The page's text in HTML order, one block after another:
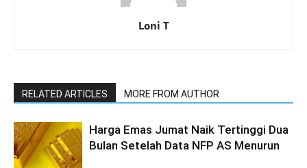
Loni T
RELATED ARTICLES MORE FROM AUTHOR
Harga Emas Jumat Naik Tertinggi Dua
Bulan Setelah Data NFP AS Menurun